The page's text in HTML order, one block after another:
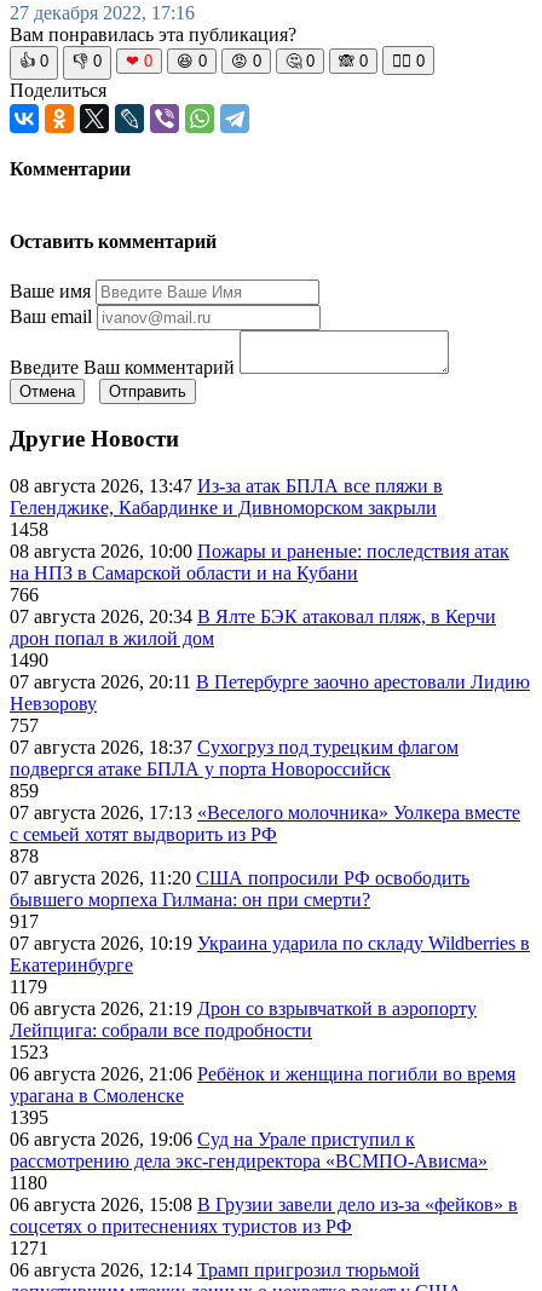
27 декабря 2022, 17:16
Вам понравилась эта публикация?
👍 0 👎 0 ❤ 0 😆 0 😡 0 🤔 0 🙈 0 🧘‍♀️ 0
Поделиться
Комментарии
Оставить комментарий
Ваше имя
Ваш email
Введите Ваш комментарий
Отмена Отправить
Другие Новости
08 августа 2026, 13:47 Из-за атак БПЛА все пляжи в
Геленджике, Кабардинке и Дивноморском закрыли
1458
08 августа 2026, 10:00 Пожары и раненые: последствия атак
на НПЗ в Самарской области и на Кубани
766
07 августа 2026, 20:34 В Ялте БЭК атаковал пляж, в Керчи
дрон попал в жилой дом
1490
07 августа 2026, 20:11 В Петербурге заочно арестовали Лидию
Невзорову
757
07 августа 2026, 18:37 Сухогруз под турецким флагом
подвергся атаке БПЛА у порта Новороссийск
859
07 августа 2026, 17:13 «Веселого молочника» Уолкера вместе
с семьей хотят выдворить из РФ
878
07 августа 2026, 11:20 США попросили РФ освободить
бывшего морпеха Гилмана: он при смерти?
917
07 августа 2026, 10:19 Украина ударила по складу Wildberries в
Екатеринбурге
1179
06 августа 2026, 21:19 Дрон со взрывчаткой в аэропорту
Лейпцига: собрали все подробности
1523
06 августа 2026, 21:06 Ребёнок и женщина погибли во время
урагана в Смоленске
1395
06 августа 2026, 19:06 Суд на Урале приступил к
рассмотрению дела экс-гендиректора «ВСМПО-Ависма»
1180
06 августа 2026, 15:08 В Грузии завели дело из-за «фейков» в
соцсетях о притеснениях туристов из РФ
1271
06 августа 2026, 12:14 Трамп пригрозил тюрьмой